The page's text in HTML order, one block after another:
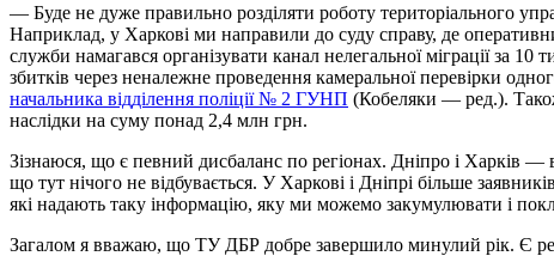
— Буде не дуже правильно розділяти роботу територіального
Наприклад, у Харкові ми направили до суду справу, де
служби намагався організувати канал нелегальної міграції за
збитків через неналежне проведення камеральної перевірки
начальника відділення поліції № 2 ГУНП (Кобеляки — ред.).
наслідки на суму понад 2,4 млн грн.
Зізнаюся, що є певний дисбаланс по регіонах. Дніпро і Харків
що тут нічого не відбувається. У Харкові і Дніпрі більше
які надають таку інформацію, яку ми можемо закумулювати і
Загалом я вважаю, що ТУ ДБР добре завершило минулий рік. Є